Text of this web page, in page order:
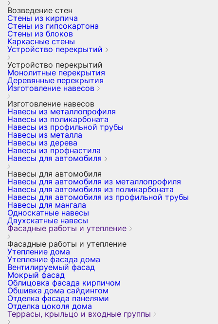
Возведение стен
Стены из кирпича
Стены из гипсокартона
Стены из блоков
Каркасные стены
Устройство перекрытий
Устройство перекрытий
Монолитные перекрытия
Деревянные перекрытия
Изготовление навесов
Изготовление навесов
Навесы из металлопрофиля
Навесы из поликарбоната
Навесы из профильной трубы
Навесы из металла
Навесы из дерева
Навесы из профнастила
Навесы для автомобиля
Навесы для автомобиля
Навесы для автомобиля из металлопрофиля
Навесы для автомобиля из поликарбоната
Навесы для автомобиля из профильной трубы
Навесы для мангала
Односкатные навесы
Двухскатные навесы
Фасадные работы и утепление
Фасадные работы и утепление
Утепление дома
Утепление фасада дома
Вентилируемый фасад
Мокрый фасад
Облицовка фасада кирпичом
Обшивка дома сайдингом
Отделка фасада панелями
Отделка цоколя дома
Террасы, крыльцо и входные группы